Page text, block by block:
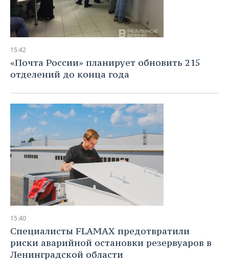
15:42
«Почта России» планирует обновить 215
отделений до конца года
15:40
Специалисты FLAMAX предотвратили
риски аварийной остановки резервуаров в
Ленинградской области